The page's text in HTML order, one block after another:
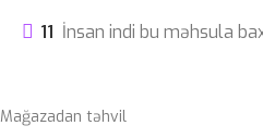
11 İnsan indi bu məhsula
Mağazadan təhvil